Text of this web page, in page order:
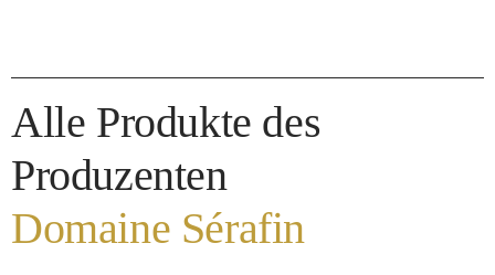
Alle Produkte des
Produzenten
Domaine Sérafin